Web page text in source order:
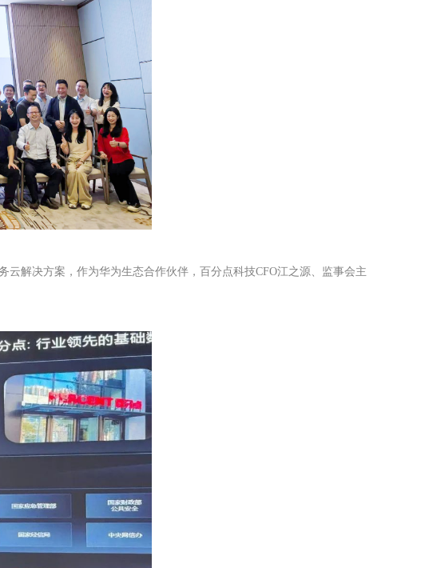
解决方案，作为华为生态合作伙伴，百分点科技CFO江之源、监事会主